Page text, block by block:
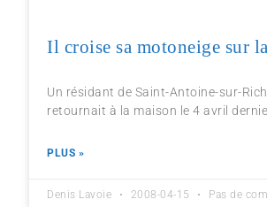
Il croise sa motoneige sur
Un résidant de Saint-Antoine-sur-
retournait à la maison le 4 avril
PLUS »
Denis Lavoie 2008-04-15 Pas de